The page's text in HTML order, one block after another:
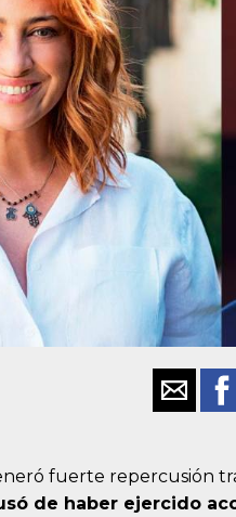
fuerte repercusión
de haber ejercido